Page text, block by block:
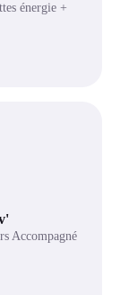
énergie +
Accompagné